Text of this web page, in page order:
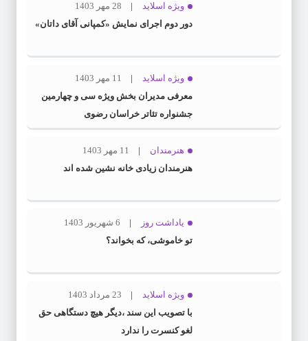
ویژه اسلاید
28 مهر 1403
دور دوم اجرای نمایش «کمپانی آقای داتان»
ویژه اسلاید
11 مهر 1403
معرفی مدیران بخش ویژه سی و چهارمین
جشنواره تئاتر خراسان رضوی
هنرمندان
11 مهر 1403
هنرمندان زیادی خانه نشین شده اند
یاداشت روز
6 شهریور 1403
تو خاموشی، که بخواند؟
ویژه اسلاید
23 مرداد 1403
با تصویب این سند ،دیگر هیچ دستگاهی حق
لغو کنسرت را ندارد